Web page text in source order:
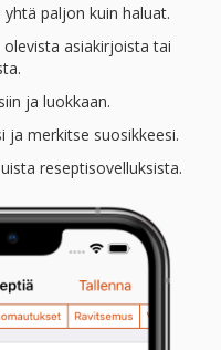
paljon kuin haluat.
asiakirjoista tai
ja luokkaan.
ja merkitse suosikkeesi.
reseptisovelluksista.